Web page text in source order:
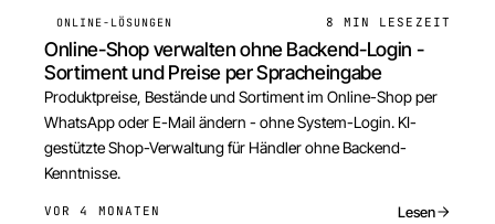
ONLINE-LÖSUNGEN 8 MIN LESEZEIT
Online-Shop verwalten ohne Backend-Login -
Sortiment und Preise per Spracheingabe
Produktpreise, Bestände und Sortiment im Online-Shop per
WhatsApp oder E-Mail ändern - ohne System-Login. KI-
gestützte Shop-Verwaltung für Händler ohne Backend-
Kenntnisse.
VOR 4 MONATEN Lesen